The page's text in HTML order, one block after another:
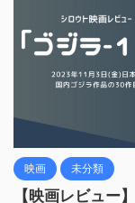
映画 未分類
【映画レビュー